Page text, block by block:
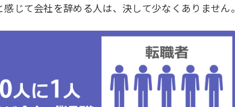
感じて会社を辞める人は、決して少なくありません。